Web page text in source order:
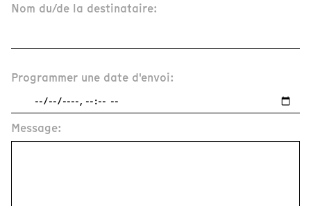
Nom du/de la destinataire:
Programmer une date d'envoi:
Message: